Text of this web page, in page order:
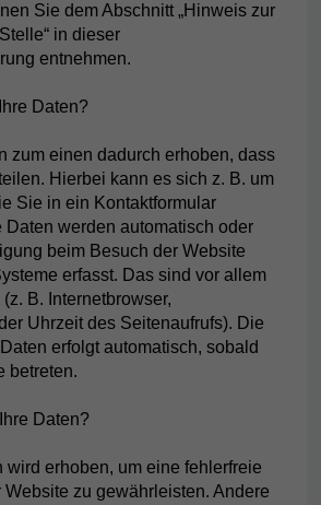
Sie dem Abschnitt „Hinweis zur
in dieser
entnehmen.
Daten?
zum einen dadurch erhoben, dass
Hierbei kann es sich z. B. um
Sie in ein Kontaktformular
Daten werden automatisch oder
beim Besuch der Website
erfasst. Das sind vor allem
B. Internetbrowser,
Uhrzeit des Seitenaufrufs). Die
erfolgt automatisch, sobald
betreten.
Daten?
wird erhoben, um eine fehlerfreie
Website zu gewährleisten. Andere